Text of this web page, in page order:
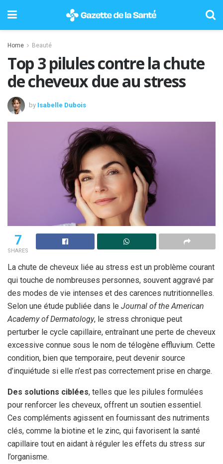
Home Beauté
Top 3 pilules contre la chute
de cheveux due au stress
by Isabelle Dubois
7
SHARES
La chute de cheveux liée au stress est un problème courant
qui touche de nombreuses personnes, souvent aggravé par
des modes de vie intenses et des carences nutritionnelles.
Selon une étude publiée dans le Journal of the American
Academy of Dermatology, le stress chronique peut
perturber le cycle capillaire, entraînant une perte de cheveux
excessive connue sous le nom de télogène effluvium. Cette
condition, bien que temporaire, peut devenir source
d’inquiétude si elle n’est pas correctement prise en charge.
Des solutions ciblées, telles que les pilules formulées
pour renforcer les cheveux, offrent un soutien essentiel.
Ces compléments agissent en fournissant des nutriments
clés, comme la biotine et le zinc, qui favorisent la santé
capillaire tout en aidant à réguler les effets du stress sur
l’organisme.